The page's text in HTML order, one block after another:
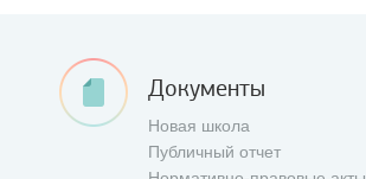
Документы
Новая школа
Публичный отчет